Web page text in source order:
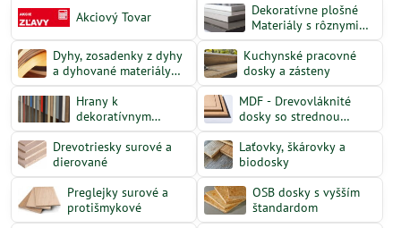
Akciový Tovar
Dekoratívne plošné
Materiály s rôznymi
dizajnovými
povrchmi
Dyhy, zosadenky z dyhy
a dyhované materiály
na zákazku
Kuchynské pracovné
dosky a zásteny
Hrany k
dekoratívnym
plošným
materiálom
MDF - Drevovláknité
dosky so strednou
hustotou
Drevotriesky surové a
dierované
Laťovky, škárovky a
biodosky
Preglejky surové a
protišmykové
OSB dosky s vyšším
štandardom